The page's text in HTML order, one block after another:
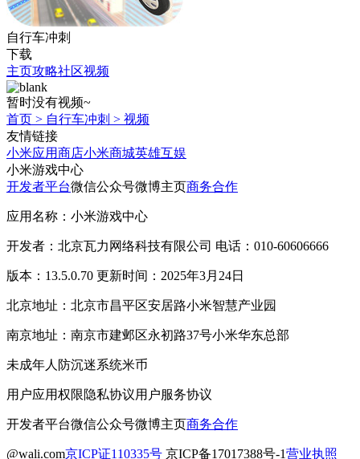
自行车冲刺
下载
主页攻略社区视频
暂时没有视频~
首页 > 自行车冲刺 > 视频
友情链接
小米应用商店小米商城英雄互娱
小米游戏中心
开发者平台微信公众号微博主页商务合作
应用名称：小米游戏中心
开发者：北京瓦力网络科技有限公司 电话：010-60606666
版本：13.5.0.70 更新时间：2025年3月24日
北京地址：北京市昌平区安居路小米智慧产业园
南京地址：南京市建邺区永初路37号小米华东总部
未成年人防沉迷系统米币
用户应用权限隐私协议用户服务协议
开发者平台微信公众号微博主页商务合作
@wali.com京ICP证110335号 京ICP备17017388号-1营业执照